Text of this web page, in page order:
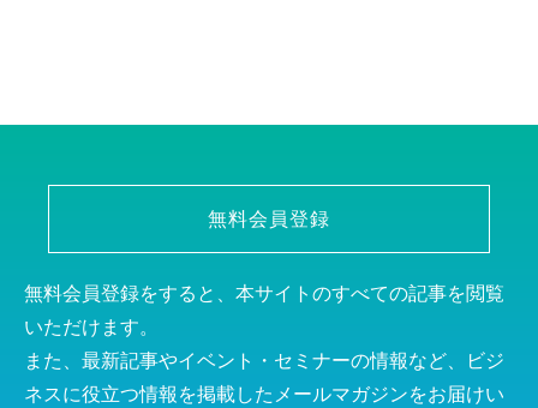
無料会員登録
無料会員登録をすると、本サイトのすべての記事を閲覧
いただけます。
また、最新記事やイベント・セミナーの情報など、ビジ
ネスに役立つ情報を掲載したメールマガジンをお届けい